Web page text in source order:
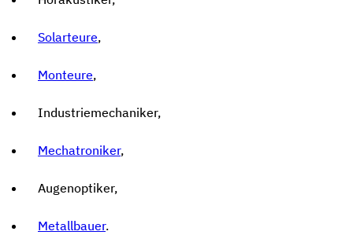
Solarteure,
Monteure,
Industriemechaniker,
Mechatroniker,
Augenoptiker,
Metallbauer.